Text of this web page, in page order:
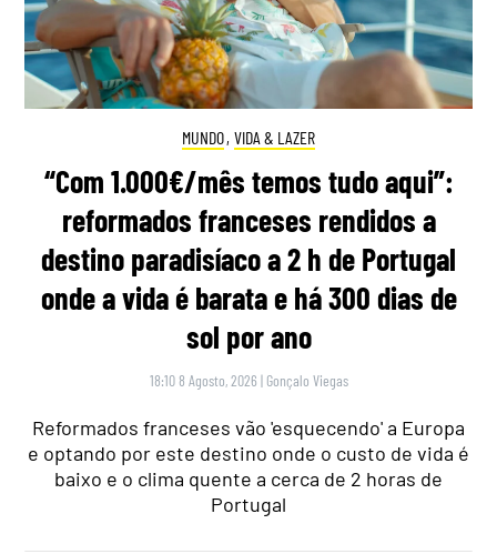
MUNDO, VIDA & LAZER
“Com 1.000€/mês temos tudo aqui”:
reformados franceses rendidos a
destino paradisíaco a 2 h de Portugal
onde a vida é barata e há 300 dias de
sol por ano
18:10 8 Agosto, 2026 | Gonçalo Viegas
Reformados franceses vão 'esquecendo' a Europa
e optando por este destino onde o custo de vida é
baixo e o clima quente a cerca de 2 horas de
Portugal